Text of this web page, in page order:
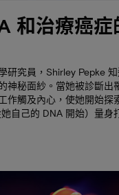
和治療癌症
研究員，Shirley Pepke
神秘面紗。當她被診斷出
作觸及內心，使她開始探
自己的 DNA 開始）量身